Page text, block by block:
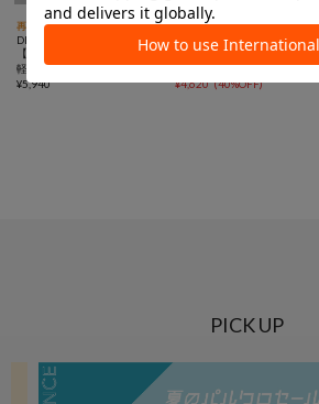
再入荷 予約 NEW 動画 
DISCOAT
【再予約/SNSで話題！/撥水/
軽量】シアーリップバックパ
ック
¥5,940
SALE 動画
DISCOAT
【13ポケット/撥水/軽量】ユ
ーティリティーパフィーバッ
クパック
¥4,620 (40%OFF)
PICK UP